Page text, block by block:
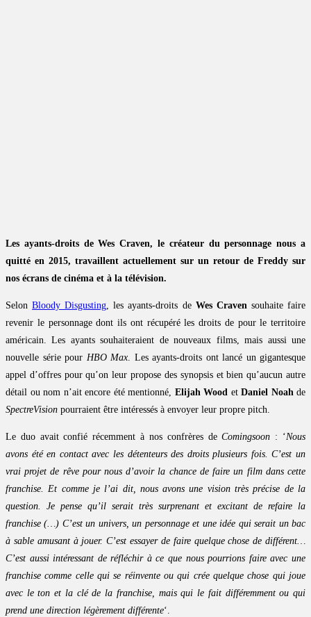
Les ayants-droits de Wes Craven, le créateur du personnage nous a
quitté en 2015, travaillent actuellement sur un retour de Freddy sur
nos écrans de cinéma et à la télévision.
SelonBloody Disgusting, les ayants-droits de Wes Cravensouhaite faire
revenir le personnage dont ils ont récupéré les droits de pour le territoire
américain. Les ayants souhaiteraient de nouveaux films, mais aussi une
nouvelle série pour HBO Max. Les ayants-droits ont lancé un gigantesque
appel d’offres pour qu’on leur propose des synopsis et bien qu’aucun autre
détail ou nom n’ait encore été mentionné, Elijah Wood et Daniel Noahde
SpectreVision pourraient être intéressés à envoyer leur propre pitch.
Le duo avait confié récemment à nos confrères deComingsoon : ‘Nous
avons été en contact avec les détenteurs des droits plusieurs fois. C’est un
vrai projet de rêve pour nous d’avoir la chance de faire un film dans cette
franchise. Et comme je l’ai dit, nous avons une vision très précise de la
question. Je pense qu’il serait très surprenant et excitant de refaire la
franchise (…) C’est un univers, un personnage et une idée qui serait un bac
à sable amusant à jouer. C’est essayer de faire quelque chose de différent…
C’est aussi intéressant de réfléchir à ce que nous pourrions faire avec une
franchise comme celle qui se réinvente ou qui crée quelque chose qui joue
avec le ton et la clé de la franchise, mais qui le fait différemment ou qui
prend une direction légèrement différente‘.